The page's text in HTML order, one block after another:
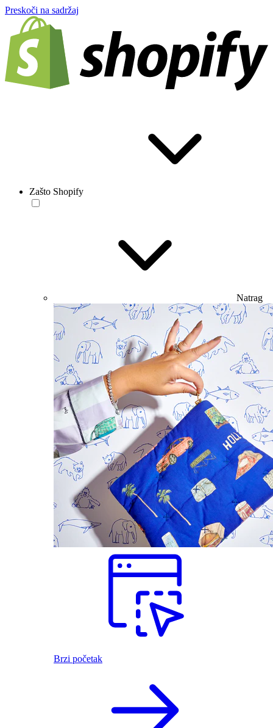
Preskoči na sadržaj
Zašto Shopify
Natrag
Brzi početak